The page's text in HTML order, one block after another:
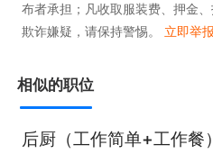
布者承担；凡收取服装费、押金
欺诈嫌疑，请保持警惕。 立即举
相似的职位
后厨（工作简单+工作餐）